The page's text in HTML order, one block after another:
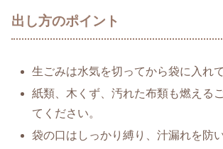
出し方のポイント
生ごみは水気を切ってから袋に入れ
紙類、木くず、汚れた布類も燃える
てください。
袋の口はしっかり縛り、汁漏れを防